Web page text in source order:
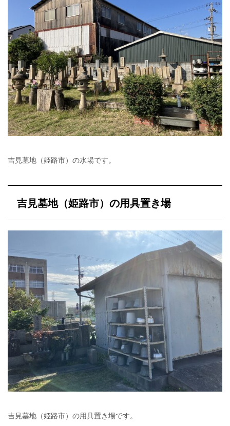
吉見墓地（姫路市）の水場です。
吉見墓地（姫路市）の用具置き場
吉見墓地（姫路市）の用具置き場です。